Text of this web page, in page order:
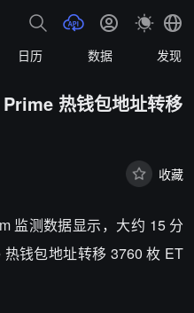
日历 数据 发现
热钱包地址转移
收藏
监测数据显示，大约 15 分
钱包地址转移 3760 枚 ET